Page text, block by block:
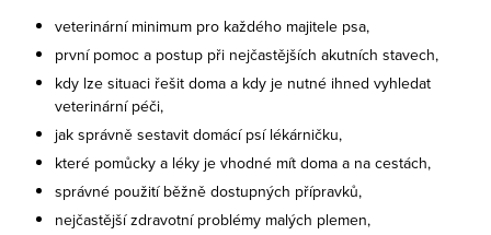
veterinární minimum pro každého majitele psa,
první pomoc a postup při nejčastějších akutních stavech,
kdy lze situaci řešit doma a kdy je nutné ihned vyhledat
veterinární péči,
jak správně sestavit domácí psí lékárničku,
které pomůcky a léky je vhodné mít doma a na cestách,
správné použití běžně dostupných přípravků,
nejčastější zdravotní problémy malých plemen,